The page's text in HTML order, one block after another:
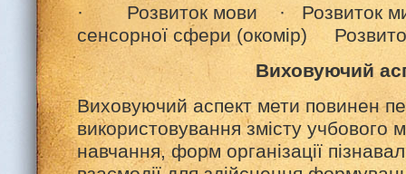
· Розвиток мови · Розвиток
сенсорної сфери (окомір)
Виховуючий
Виховуючий аспект мети повинен
використовування змісту учбового
навчання, форм організації